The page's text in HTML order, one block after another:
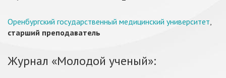
Оренбургский государственный медицинский университет,
старший преподаватель
Журнал «Молодой ученый»: